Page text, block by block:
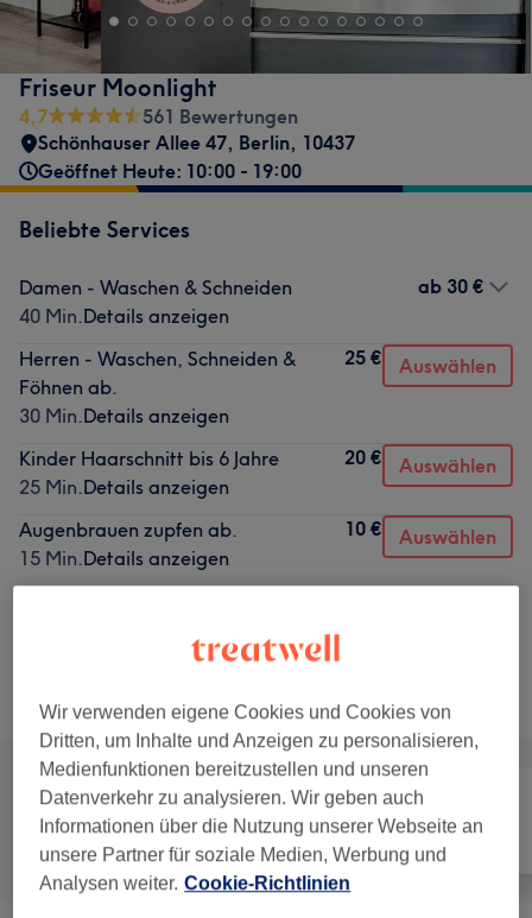
Friseur Moonlight
4,7
561 Bewertungen
Schönhauser Allee 47, Berlin, 10437
Geöffnet Heute: 10:00 - 19:00
Beliebte Services
Damen - Waschen & Schneiden
40 Min.Details anzeigen
ab 30 €
Herren - Waschen, Schneiden &
Föhnen ab.
30 Min.Details anzeigen
25 € Auswählen
Kinder Haarschnitt bis 6 Jahre
25 Min.Details anzeigen
20 € Auswählen
Augenbrauen zupfen ab.
15 Min.Details anzeigen
10 € Auswählen
Alle Services
Alle Friseur Gesicht
Wir verwenden eigene Cookies und Cookies von
Dritten, um Inhalte und Anzeigen zu personalisieren,
Medienfunktionen bereitzustellen und unseren
Datenverkehr zu analysieren. Wir geben auch
Informationen über die Nutzung unserer Webseite an
unsere Partner für soziale Medien, Werbung und
Analysen weiter. Cookie-Richtlinien